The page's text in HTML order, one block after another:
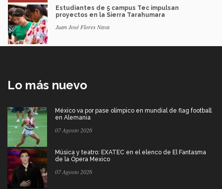
Estudiantes de 5 campus Tec impulsan
proyectos en la Sierra Tarahumara
Juan José Flores Nava
Lo más nuevo
México va por pase olímpico en mundial de flag football
en Alemania
07 Agosto 2026
Música y teatro: EXATEC en el elenco de El Fantasma
de la Ópera Mexico
07 Agosto 2026